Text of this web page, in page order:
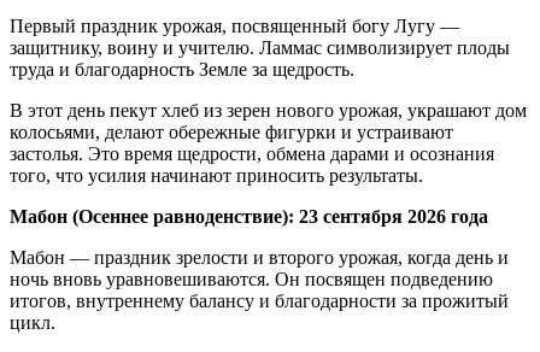
Первый праздник урожая, посвященный богу Лугу —
защитнику, воину и учителю. Ламмас символизирует плоды
труда и благодарность Земле за щедрость.
В этот день пекут хлеб из зерен нового урожая, украшают дом
колосьями, делают обережные фигурки и устраивают
застолья. Это время щедрости, обмена дарами и осознания
того, что усилия начинают приносить результаты.
Мабон (Осеннее равноденствие): 23 сентября 2026 года
Мабон — праздник зрелости и второго урожая, когда день и
ночь вновь уравновешиваются. Он посвящен подведению
итогов, внутреннему балансу и благодарности за прожитый
цикл.